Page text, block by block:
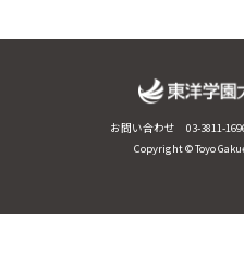
お問い合わせ 03-3811-
Copyright © Toyo